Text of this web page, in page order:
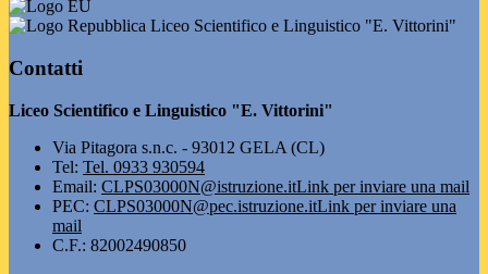
Liceo Scientifico e Linguistico "E. Vittorini"
Contatti
Liceo Scientifico e Linguistico "E. Vittorini"
Via Pitagora s.n.c. - 93012 GELA (CL)
Tel: Tel. 0933 930594
Email: CLPS03000N@istruzione.itLink per inviare una mail
PEC: CLPS03000N@pec.istruzione.itLink per inviare una
mail
C.F.: 82002490850